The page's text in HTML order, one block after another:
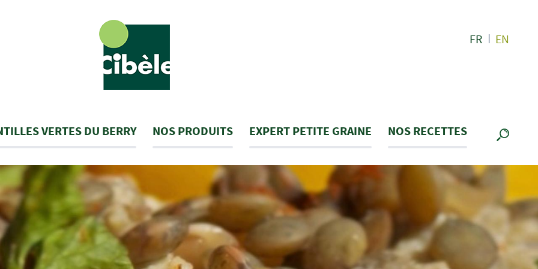
FR EN
VERTES DU BERRY NOS PRODUITS EXPERT PETITE GRAINE NOS RECETTES